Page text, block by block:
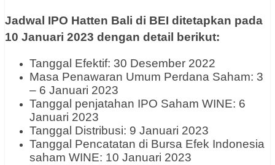
Jadwal IPO Hatten Bali di BEI ditetapkan pada
10 Januari 2023 dengan detail berikut:
Tanggal Efektif: 30 Desember 2022
Masa Penawaran Umum Perdana Saham: 3
– 6 Januari 2023
Tanggal penjatahan IPO Saham WINE: 6
Januari 2023
Tanggal Distribusi: 9 Januari 2023
Tanggal Pencatatan di Bursa Efek Indonesia
saham WINE: 10 Januari 2023